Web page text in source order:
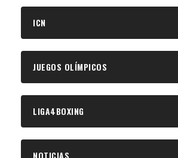
ICN
JUEGOS OLÍMPICOS
LIGA4BOXING
NOTICIAS